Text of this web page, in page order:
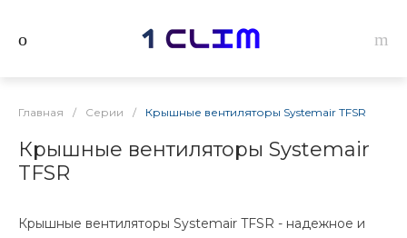
Главная / Серии / Крышные вентиляторы Systemair TFSR
Крышные вентиляторы Systemair
TFSR
Крышные вентиляторы Systemair TFSR - надежное и